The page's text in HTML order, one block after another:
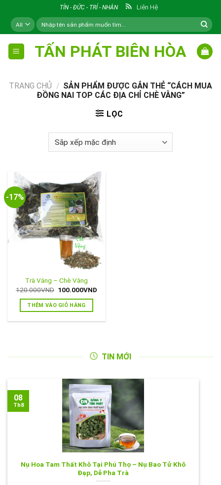
content
TÍN - ĐỨC - TRÍ - NHÂN Liên Hệ
Tìm
kiếm:
TẤN PHÁT BIÊN HÒA
TRANG CHỦ / SẢN PHẨM ĐƯỢC GẮN THẺ “CÁCH MUA
ĐỒNG NAI TOP CÁC ĐỊA CHỈ CHÈ VẰNG”
LỌC
-17%
Trà Vằng – Chè Vằng
120.000VND Giá
là:
120.000VND.
100.000VND
THÊM VÀO GIỎ HÀNG
TIN MỚI
Nụ Hoa Tam Thất Khô Tại Phú Thọ – Nụ Bao Tử Khô
Đẹp, Dễ Pha Trà
08
Th8